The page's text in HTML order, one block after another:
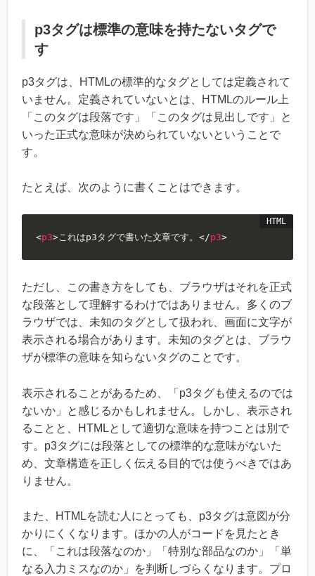
p3タグは標準の意味を持たないタグで
す
p3タグは、HTMLの標準的なタグとしては定義されて
いません。定義されていないとは、HTMLのルール上
「このタグは段落です」「このタグは見出しです」と
いった正式な意味が決められていないということで
す。
たとえば、次のように書くことはできます。
<p3>これはp3タグで書いた文章です。 </p3>
ただし、この書き方をしても、ブラウザはそれを正式
な段落として理解するわけではありません。多くのブ
ラウザでは、未知のタグとして扱われ、画面に文字が
表示される場合があります。未知のタグとは、ブラウ
ザが標準の意味を知らないタグのことです。
表示されることがあるため、「p3タグも使えるのでは
ないか」と感じるかもしれません。しかし、表示され
ることと、HTMLとして適切な意味を持つことは別で
す。p3タグには段落としての標準的な意味がないた
め、文章構造を正しく伝える目的では使うべきではあ
りません。
また、HTMLを読む人にとっても、p3タグは意図が分
かりにくくなります。ほかの人がコードを見たとき
に、「これは段落なのか」「特別な部品なのか」「単
なる入力ミスなのか」を判断しづらくなります。プロ